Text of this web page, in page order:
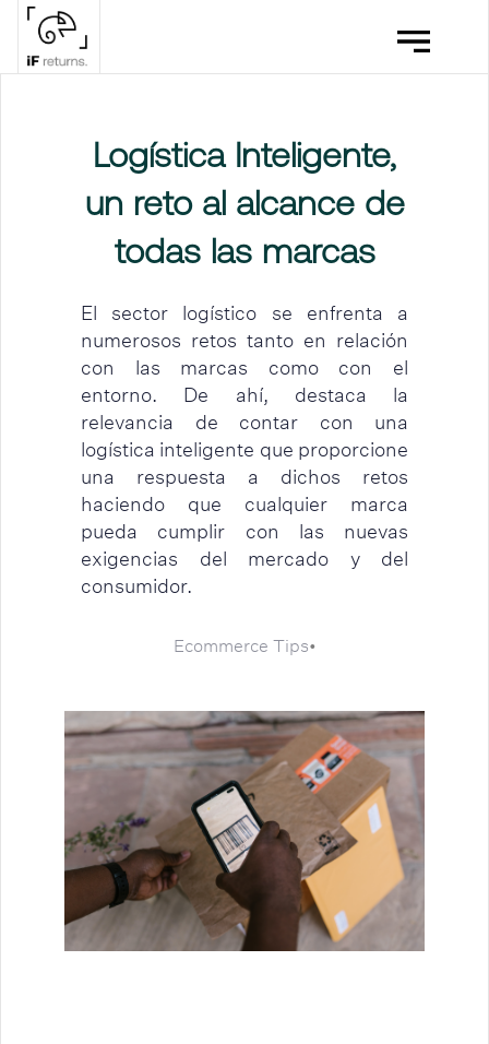
Logística Inteligente,
un reto al alcance de
todas las marcas
El sector logístico se enfrenta a
numerosos retos tanto en relación
con las marcas como con el
entorno. De ahí, destaca la
relevancia de contar con una
logística inteligente que proporcione
una respuesta a dichos retos
haciendo que cualquier marca
pueda cumplir con las nuevas
exigencias del mercado y del
consumidor.
Ecommerce Tips•